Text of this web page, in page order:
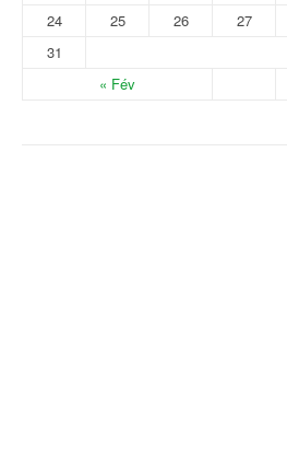
« Fév
24
25 26 27
31